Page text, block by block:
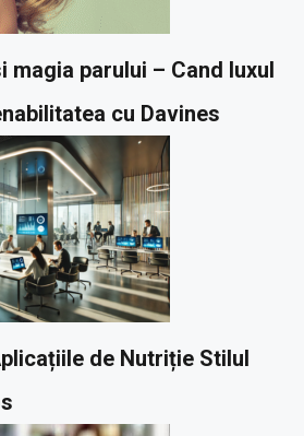
magia parului – Cand luxul
cu Davines
de Nutriție Stilul